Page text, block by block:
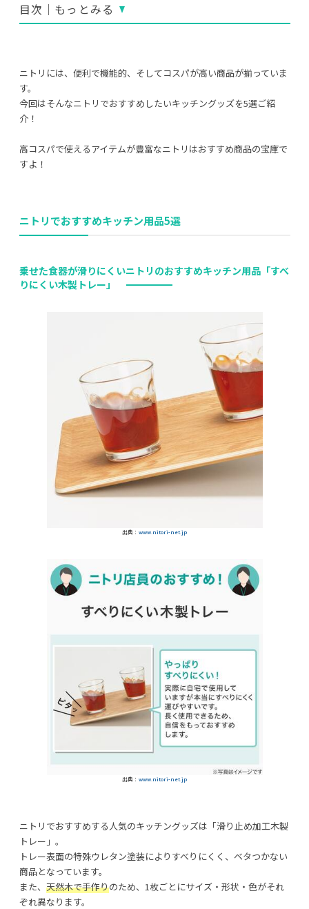
COPYRIGHT © AZSQUARE. ALL RIGHTS RESERVED
目次｜もっとみる
ニトリには、便利で機能的、そしてコスパが高い商品が揃っていま
す。
今回はそんなニトリでおすすめしたいキッチングッズを5選ご紹
介！
高コスパで使えるアイテムが豊富なニトリはおすすめ商品の宝庫で
すよ！
ニトリでおすすめキッチン用品5選
乗せた食器が滑りにくいニトリのおすすめキッチン用品「すべ
りにくい木製トレー」
出典： www.nitori-net.jp
出典： www.nitori-net.jp
ニトリでおすすめする人気のキッチングッズは「滑り止め加工木製
トレー」。
トレー表面の特殊ウレタン塗装によりすべりにくく、ベタつかない
商品となっています。
また、 天然木で手作りのため、1枚ごとにサイズ・形状・色がそれ
ぞれ異なります。